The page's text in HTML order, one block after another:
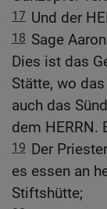
17 Und der
18 Sage
Dies ist das
Stätte, wo
auch das
dem HERRN.
19 Der
es essen an
Stiftshütte;